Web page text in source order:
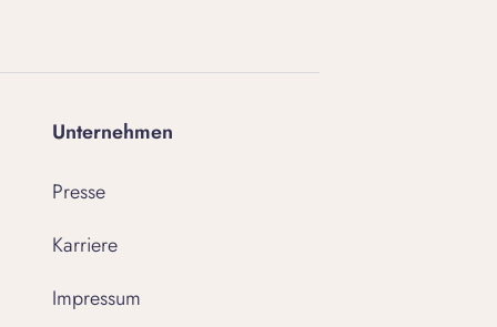
Unternehmen
Presse
Karriere
Impressum